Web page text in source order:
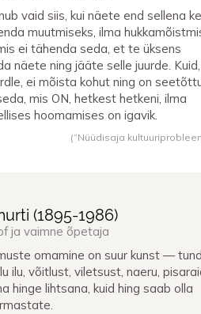
vaid siis, kui näete end sellena
muutmiseks, ilma
ei tähenda seda, et te üksens
näete ning jääte selle juurde. Kuid,
ei mõista kohut ning on
mis ON, hetkest hetkeni, ilma
hoomamises on igavik.
(“Nüüdisaja
(1895-1986)
ja vaimne õpetaja
omamine on suur kunst —
ilu, võitlust, viletsust, naeru,
hinge lihtsana, kuid hing saab olla